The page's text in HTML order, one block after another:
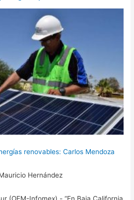
renovables: Carlos Mendoza
Hernández
(OEM-Infomex).- “En Baja California